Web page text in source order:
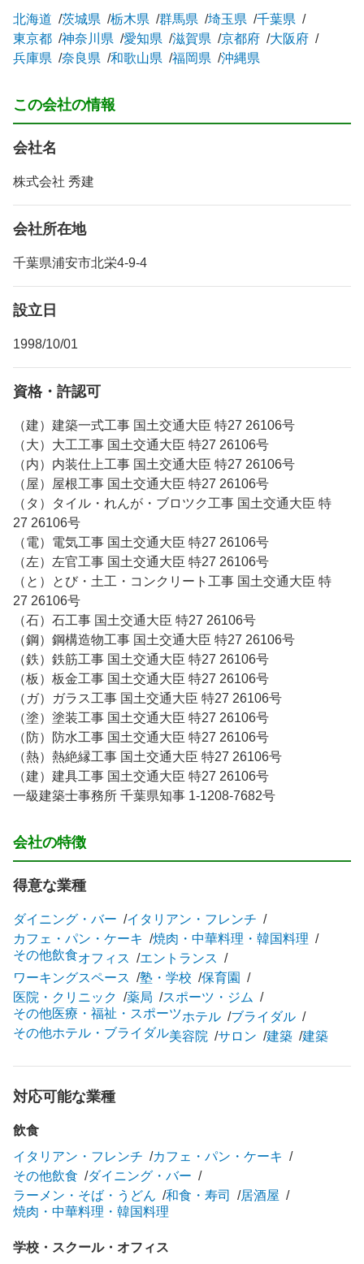
北海道 茨城県 栃木県 群馬県 埼玉県
千葉県
東京都
神奈川県 愛知県 滋賀県 京都府
大阪府
兵庫県
奈良県 和歌山県 福岡県 沖縄県
この会社の情報
会社名
株式会社 秀建
会社所在地
千葉県浦安市北栄4-9-4
設立日
1998/10/01
資格・許認可
（建）建築一式工事 国土交通大臣 特27 26106号
（大）大工工事 国土交通大臣 特27 26106号
（内）内装仕上工事 国土交通大臣 特27 26106号
（屋）屋根工事 国土交通大臣 特27 26106号
（タ）タイル・れんが・ブロツク工事 国土交通大臣 特
27 26106号
（電）電気工事 国土交通大臣 特27 26106号
（左）左官工事 国土交通大臣 特27 26106号
（と）とび・土工・コンクリート工事 国土交通大臣 特
27 26106号
（石）石工事 国土交通大臣 特27 26106号
（鋼）鋼構造物工事 国土交通大臣 特27 26106号
（鉄）鉄筋工事 国土交通大臣 特27 26106号
（板）板金工事 国土交通大臣 特27 26106号
（ガ）ガラス工事 国土交通大臣 特27 26106号
（塗）塗装工事 国土交通大臣 特27 26106号
（防）防水工事 国土交通大臣 特27 26106号
（熱）熱絶縁工事 国土交通大臣 特27 26106号
（建）建具工事 国土交通大臣 特27 26106号
一級建築士事務所 千葉県知事 1-1208-7682号
会社の特徴
得意な業種
ダイニング・バー
イタリアン・フレンチ
カフェ・パン・ケーキ
焼肉・中華料理・韓国料理
その他飲食オフィス
エントランス
ワーキングスペース
塾・学校
保育園
医院・クリニック
薬局
スポーツ・ジム
その他医療・福祉・スポーツホテル
ブライダル
その他ホテル・ブライダル美容院 サロン 建築 建築
対応可能な業種
飲食
イタリアン・フレンチ
カフェ・パン・ケーキ
その他飲食
ダイニング・バー
ラーメン・そば・うどん
和食・寿司
居酒屋
焼肉・中華料理・韓国料理
学校・スクール・オフィス